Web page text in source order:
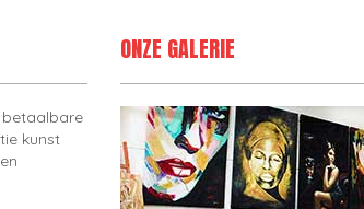
betaalbare
kunst
ONZE GALERIE